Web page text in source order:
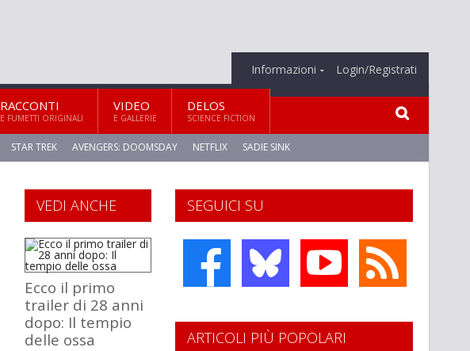
Informazioni Login/Registrati
RACCONTI
E FUMETTI ORIGINALI
VIDEO
E GALLERIE
DELOS
SCIENCE FICTION
STAR TREK AVENGERS: DOOMSDAY NETFLIX SADIE SINK
SEGUICI SU
VEDI ANCHE
Ecco il primo
trailer di 28 anni
dopo: Il tempio
delle ossa
ARTICOLI PIÙ POPOLARI